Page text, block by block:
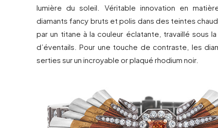
lumière du soleil. Véritable innovation en
diamants fancy bruts et polis dans des teintes
par un titane à la couleur éclatante, travaillé sous
d’éventails. Pour une touche de contraste, les
serties sur un incroyable or plaqué rhodium noir.